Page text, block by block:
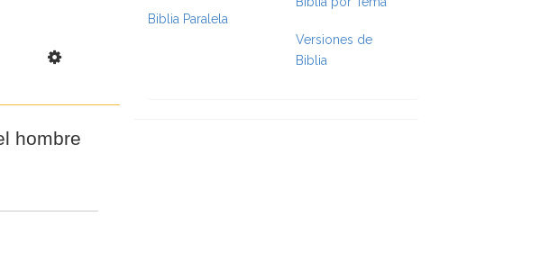
Scripture Formatting
hombre
Biblia Paralela
Versiones de
Biblia